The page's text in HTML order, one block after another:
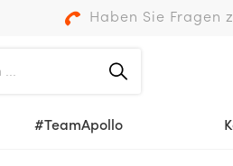
Haben Sie Fragen
#TeamApollo